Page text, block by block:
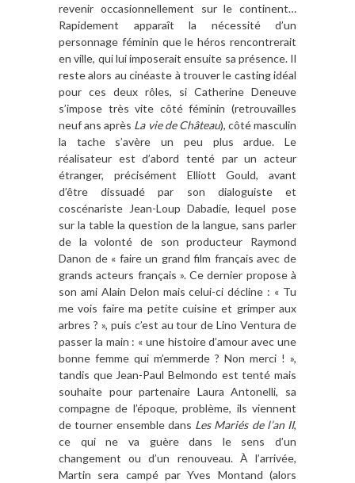
revenir occasionnellement sur le continent…
Rapidement apparaît la nécessité d’un
personnage féminin que le héros rencontrerait
en ville, qui lui imposerait ensuite sa présence. Il
reste alors au cinéaste à trouver le casting idéal
pour ces deux rôles, si Catherine Deneuve
s’impose très vite côté féminin (retrouvailles
neuf ans après La vie de Château), côté masculin
la tache s’avère un peu plus ardue. Le
réalisateur est d’abord tenté par un acteur
étranger, précisément Elliott Gould, avant
d’être dissuadé par son dialoguiste et
coscénariste Jean-Loup Dabadie, lequel pose
sur la table la question de la langue, sans parler
de la volonté de son producteur Raymond
Danon de « faire un grand film français avec de
grands acteurs français ». Ce dernier propose à
son ami Alain Delon mais celui-ci décline : « Tu
me vois faire ma petite cuisine et grimper aux
arbres ? », puis c’est au tour de Lino Ventura de
passer la main : « une histoire d’amour avec une
bonne femme qui m’emmerde ? Non merci ! »,
tandis que Jean-Paul Belmondo est tenté mais
souhaite pour partenaire Laura Antonelli, sa
compagne de l’époque, problème, ils viennent
de tourner ensemble dans Les Mariés de l’an II,
ce qui ne va guère dans le sens d’un
changement ou d’un renouveau. À l’arrivée,
Martin sera campé par Yves Montand (alors